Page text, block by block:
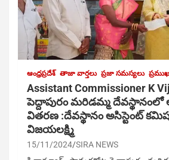
ఆంధ్రప్రదేశ్ తాజా వార్తలు ప్రజా సమస్యలు
Assistant Commissioner K
పెద్దాపురం మరిడమ్మ దేవస్థానంలో
వితరణ :దేవస్థానం అసిస్టెంట్
విజయలక్ష్మి
15/11/2024 SIRA NEWS